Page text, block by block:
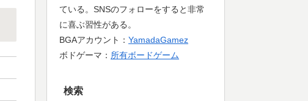
ている。SNSのフォローをすると非常
に喜ぶ習性がある。
BGAアカウント： YamadaGamez
ボドゲーマ： 所有ボードゲーム
検索